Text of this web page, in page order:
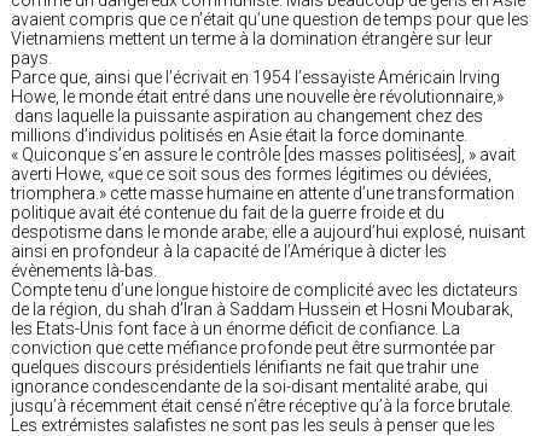
avaient compris que ce n’était qu’une question de temps pour que les
Vietnamiens mettent un terme à la domination étrangère sur leur
pays.
Parce que, ainsi que l’écrivait en 1954 l’essayiste Américain Irving
Howe, le monde était entré dans une nouvelle ère révolutionnaire,»
dans laquelle la puissante aspiration au changement chez des
millions d’individus politisés en Asie était la force dominante.
« Quiconque s’en assure le contrôle [des masses politisées], » avait
averti Howe, «que ce soit sous des formes légitimes ou déviées,
triomphera.» cette masse humaine en attente d’une transformation
politique avait été contenue du fait de la guerre froide et du
despotisme dans le monde arabe; elle a aujourd’hui explosé, nuisant
ainsi en profondeur à la capacité de l’Amérique à dicter les
évènements là-bas.
Compte tenu d’une longue histoire de complicité avec les dictateurs
de la région, du shah d’Iran à Saddam Hussein et Hosni Moubarak,
les Etats-Unis font face à un énorme déficit de confiance. La
conviction que cette méfiance profonde peut être surmontée par
quelques discours présidentiels lénifiants ne fait que trahir une
ignorance condescendante de la soi-disant mentalité arabe, qui
jusqu’à récemment était censé n’être réceptive qu’à la force brutale.
Les extrémistes salafistes ne sont pas les seuls à penser que les